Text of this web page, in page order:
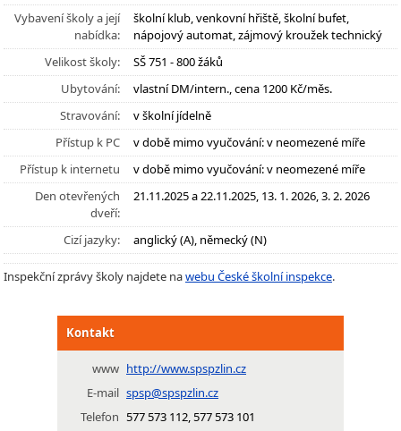
Vybavení školy a její
nabídka:
školní klub, venkovní hřiště, školní bufet,
nápojový automat, zájmový kroužek technický
Velikost školy:
SŠ 751 - 800 žáků
Ubytování:
vlastní DM/intern., cena 1200 Kč/měs.
Stravování:
v školní jídelně
Přístup k PC
v době mimo vyučování: v neomezené míře
Přístup k internetu
v době mimo vyučování: v neomezené míře
Den otevřených
dveří:
21.11.2025 a 22.11.2025, 13. 1. 2026, 3. 2. 2026
Cizí jazyky: anglický (A), německý (N)
Inspekční zprávy školy najdete nawebu České školní inspekce.
Kontakt
www http://www.spspzlin.cz
E-mail spsp@spspzlin.cz
Telefon 577 573 112, 577 573 101